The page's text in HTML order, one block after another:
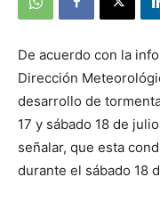
De acuerdo con la
Dirección
desarrollo de
17 y sábado 18 de
señalar, que esta
durante el sábado 18